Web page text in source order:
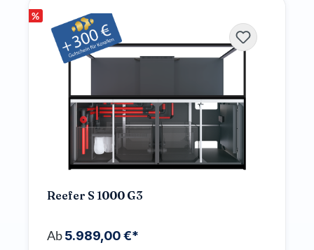
%
Reefer S 1000 G3
Ab5.989,00 €*